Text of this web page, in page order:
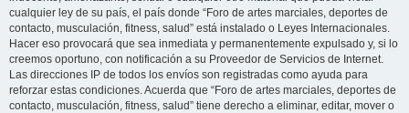
cualquier ley de su país, el país donde “Foro de artes marciales, deportes de
contacto, musculación, fitness, salud” está instalado o Leyes Internacionales.
Hacer eso provocará que sea inmediata y permanentemente expulsado y, si lo
creemos oportuno, con notificación a su Proveedor de Servicios de Internet.
Las direcciones IP de todos los envíos son registradas como ayuda para
reforzar estas condiciones. Acuerda que “Foro de artes marciales, deportes de
contacto, musculación, fitness, salud” tiene derecho a eliminar, editar, mover o